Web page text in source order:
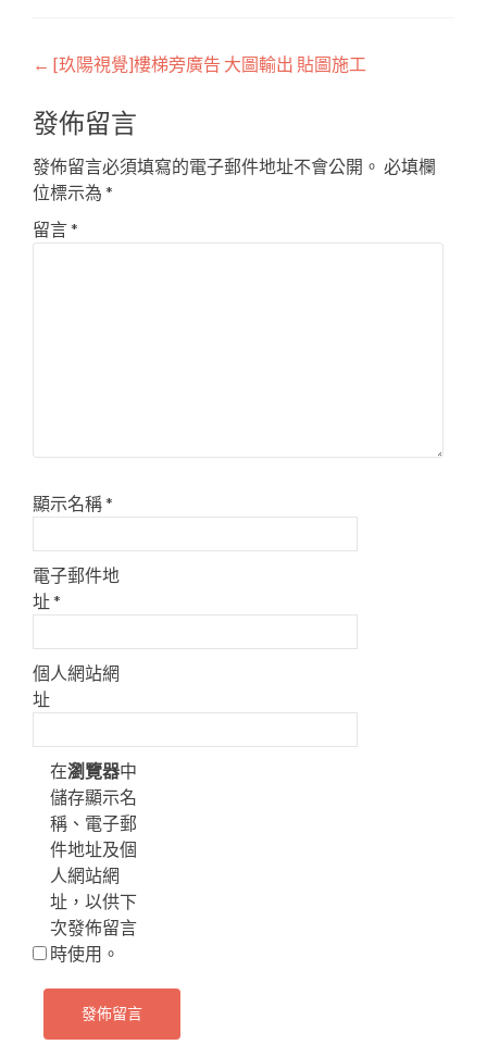
Post
navigation
← [玖陽視覺]樓梯旁廣告 大圖輸出 貼圖施工
發佈留言
發佈留言必須填寫的電子郵件地址不會公開。 必填欄
位標示為 *
留言*
顯示名稱*
電子郵件地
址*
個人網站網
址
在瀏覽器中
儲存顯示名
稱、電子郵
件地址及個
人網站網
址，以供下
次發佈留言
時使用。